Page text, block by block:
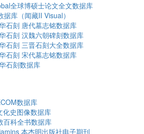
全球博硕士论文全文数据库
据库（闻藏II Visual）
石刻 唐代墓志铭数据库
石刻 汉魏六朝碑刻数据库
石刻 三晋石刻大全数据库
石刻 宋代墓志铭数据库
石刻数据库
数据库
化史图像数据库
百科全书数据库
本杰明出版社电子期刊